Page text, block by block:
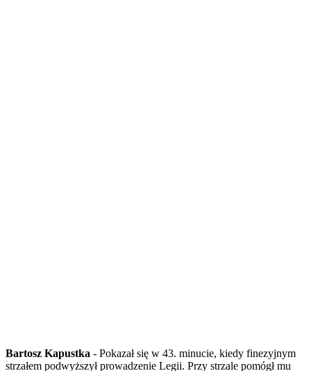
Bartosz Kapustka - Pokazał się w 43. minucie, kiedy finezyjnym
strzałem podwyższył prowadzenie Legii. Przy strzale pomógł mu